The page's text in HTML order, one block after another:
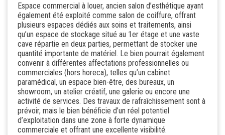
Espace commercial à louer, ancien salon d’esthétique ayant
également été exploité comme salon de coiffure, offrant
plusieurs espaces dédiés aux soins et traitements, ainsi
qu’un espace de stockage situé au 1er étage et une vaste
cave répartie en deux parties, permettant de stocker une
quantité importante de matériel. Le bien pourrait également
convenir à différentes affectations professionnelles ou
commerciales (hors horeca), telles qu’un cabinet
paramédical, un espace bien-être, des bureaux, un
showroom, un atelier créatif, une galerie ou encore une
activité de services. Des travaux de rafraîchissement sont à
prévoir, mais le bien bénéficie d’un réel potentiel
d’exploitation dans une zone à forte dynamique
commerciale et offrant une excellente visibilité.